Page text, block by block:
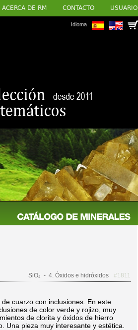
ACERCA DE RM CONTACTO USUARIO
Idioma
SiO₂ - 4. Óxidos e hidróxidos
#1811
cuarzo con inclusiones. En este
de color verde y rojizo, muy
de clorita y óxidos de hierro
Una pieza muy interesante y estética.